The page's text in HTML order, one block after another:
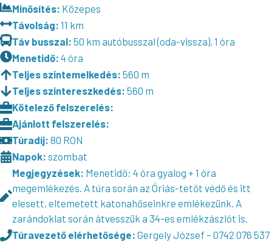
Minősítés: Közepes
Távolság: 11 km
Táv busszal: 50 km autóbusszal (oda-vissza), 1 óra
Menetidő: 4 óra
Teljes szintemelkedés: 560 m
Teljes szintereszkedés: 560 m
Kötelező felszerelés:
Ajánlott felszerelés:
Túradíj: 80 RON
Napok: szombat
Megjegyzések: Menetidő: 4 óra gyalog + 1 óra
megemlékezés. A túra során az Óriás-tetőt védő és itt
elesett, eltemetett katonahőseinkre emlékezünk. A
zarándoklat során átvesszük a 34-es emlékzászlót is.
Túravezető elérhetősége: Gergely József – 0742 076 537